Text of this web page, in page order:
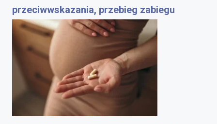
przeciwwskazania, przebieg zabiegu